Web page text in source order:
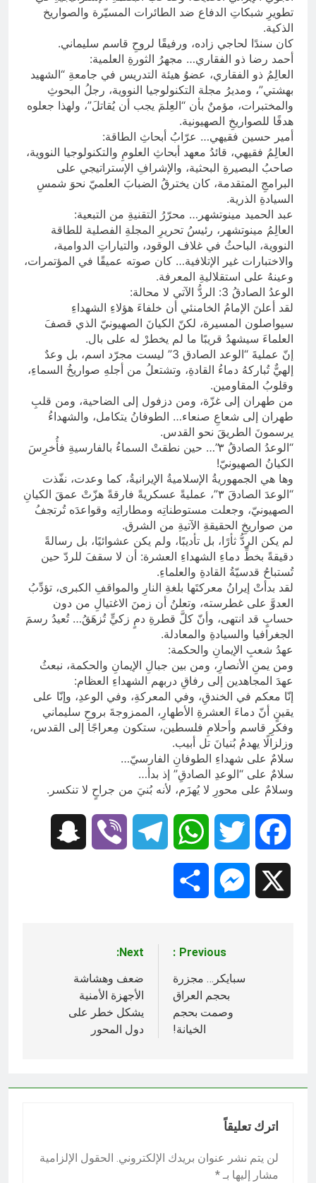
تطويرِ شبكاتِ الدفاع ضد الطائرات المسيّرة والصواريخ
الذكية.
كان سندًا لحاجي زاده، ورفيقًا لروحِ قاسم سليماني.
أحمد رضا ذو الفقاري… مجهرُ الثورةِ العلمية:
العالِمُ ذو الفقاري، عضوُ هيئة التدريس في جامعةِ “الشهيد
بهشتي”، ومديرُ مجلة التكنولوجيا النووية، رجلُ البحوثِ
والمختبرات، مؤمنٌ بأن “العِلمَ يجب أن يُقاتلَ”، ولهذا جعلوه
هدفًا للصواريخِ الصهيونية.
أمير حسين فقيهي… عرّابُ أبحاثِ الطاقة:
العالِمُ فقيهي، قائدُ معهد أبحاثِ العلومِ والتكنولوجيا النووية،
صاحبُ البصيرةِ البحثية، والإشرافِ الإستراتيجي على
البرامجِ المتقدمة، كان يخترقُ الضبابَ العلميّ نحوَ شمسِ
السيادةِ الذرية.
عبد الحميد مينوتشهر… محرّرُ التقنيةِ من التبعية:
العالِمُ مينوتشهر، رئيسُ تحريرِ المجلةِ الفصلية للطاقة
النووية، الباحثُ في غلاف الوقود، والتياراتِ الدوامية،
والاختبارات غير الإتلافية… كان صوته عميقًا في المؤتمرات،
وعينهُ على استقلاليةِ المعرفة.
الوعدُ الصادقُ 3: الردُّ الآتي لا محالة:
لقد أعلنَ الإمامُ الخامنئي أن خلفاءَ هؤلاءِ الشهداءِ
سيواصلون المسيرة، لكنّ الكيانَ الصهيونيّ الذي قصفَ
العلماءَ سيشهدُ قريبًا ما لم يخطرْ له على بال.
إنّ عمليةَ “الوعد الصادق 3” ليست مجرّد اسم، بل وعدٌ
إلهيٌّ تُباركهُ دماءُ القادةِ، وتشتعلُ من أجلهِ صواريخُ السماءِ،
وقلوبُ المقاومين.
من طهران إلى غزّة، ومن دزفول إلى الضاحية، ومن قلبِ
طهران إلى شعاعِ صنعاء… الطوفانُ يتكامل، والشهداءُ
يرسمونَ الطريقَ نحو القدس.
“الوعدُ الصادقُ ٣”… حين نطقتْ السماءُ بالفارسيةِ فأُخرِسَ
الكيانُ الصهيونيّ!
وها هي الجمهوريةُ الإسلاميةُ الإيرانيةُ، كما وعدت، نفّذت
“الوعدَ الصادقَ ٣”، عمليةً عسكريةً فارقةً هزّتْ عمقَ الكيانِ
الصهيونيّ، وجعلت مستوطناتِه ومطاراتِه وقواعدَه تُرتجفُ
من صواريخِ الحقيقةِ الآتيةِ من الشرق.
لم يكن الردُّ ثأرًا، بل تأديبًا، ولم يكن عشوائيًا، بل رسالةً
دقيقةً بخطِّ دماءِ الشهداءِ العشرة: أن لا سقفَ للردّ حين
تُستباحُ قدسيّةُ القادةِ والعلماءِ.
لقد بدأتْ إيرانُ معركتَها بلغةِ النارِ والمواقفِ الكبرى، تؤدِّبُ
العدوَّ على غطرسته، وتعلنُ أن زمنَ الاغتيالِ من دون
حسابٍ قد انتهى، وأنّ كلَّ قطرةِ دمٍ زكيٍّ تُزهَقُ… تُعيدُ رسمَ
الجغرافيا والسيادةِ والمعادلة.
عهدُ شعبِ الإيمانِ والحكمة:
ومن يمنِ الأنصارِ، ومن بين جبالِ الإيمانِ والحكمة، نبعثُ
عهدَ المجاهدين إلى رفاقِ دربهم الشهداءِ العظام:
إنّا معكم في الخندقِ، وفي المعركةِ، وفي الوعدِ، وإنّا على
يقينٍ أنّ دماءَ العشرةِ الأطهارِ، الممزوجةَ بروحِ سليماني
وفكرِ قاسم وأحلامِ فلسطين، ستكون مِعراجًا إلى القدس،
وزلزالًا يهدمُ بُنيانَ تل أبيب.
سلامٌ على شهداءِ الطوفانِ الفارسيّ…
سلامٌ على “الوعدِ الصادقِ” إذ بدأ…
وسلامٌ على محورِ لا يُهزَم، لأنه بُنيَ من جراحٍ لا تنكسر.
Facebook
Twitter
WhatsApp
Telegram
Viber
Messenger
المقالات
Previous:
سبايكر… مجزرة
بحجم العراق
وصمت بحجم
الخيانة!
Next:
ضعف وهشاشة
الأجهزة الأمنية
يشكل خطر على
دول المحور
اترك تعليقاً
لن يتم نشر عنوان بريدك الإلكتروني. الحقول الإلزامية
مشار إليها بـ *